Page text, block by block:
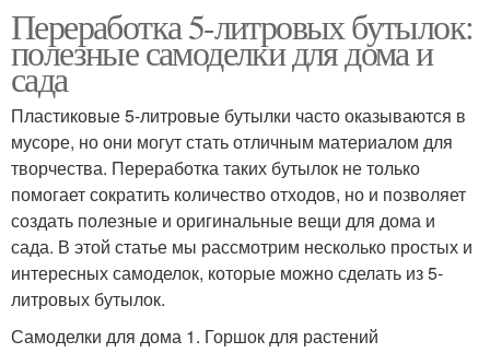
Переработка 5-литровых бутылок:
полезные самоделки для дома и
сада
Пластиковые 5-литровые бутылки часто оказываются в
мусоре, но они могут стать отличным материалом для
творчества. Переработка таких бутылок не только
помогает сократить количество отходов, но и позволяет
создать полезные и оригинальные вещи для дома и
сада. В этой статье мы рассмотрим несколько простых и
интересных самоделок, которые можно сделать из 5-
литровых бутылок.
Самоделки для дома 1. Горшок для растений